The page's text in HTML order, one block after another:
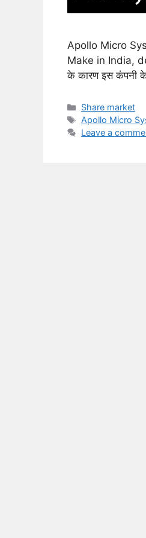
Apollo Micro
Make in India,
के कारण इस कंपनी
Categories
Share market
Tags
Apollo Micro
Leave a